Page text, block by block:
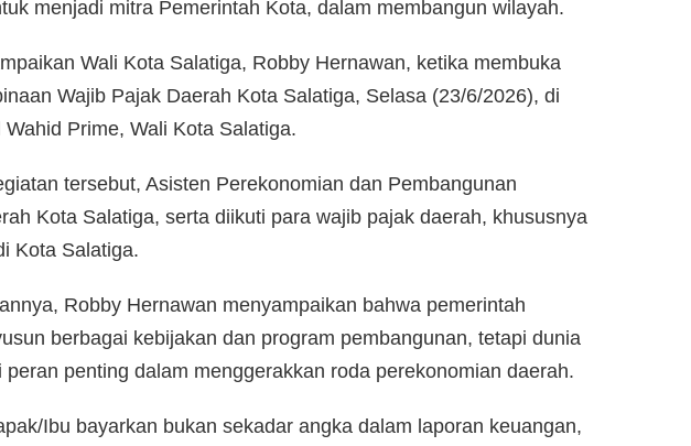
menjadi mitra Pemerintah Kota, dalam membangun wilayah.
Wali Kota Salatiga, Robby Hernawan, ketika membuka
Wajib Pajak Daerah Kota Salatiga, Selasa (23/6/2026), di
Prime, Wali Kota Salatiga.
tersebut, Asisten Perekonomian dan Pembangunan
Kota Salatiga, serta diikuti para wajib pajak daerah, khususnya
Kota Salatiga.
Robby Hernawan menyampaikan bahwa pemerintah
berbagai kebijakan dan program pembangunan, tetapi dunia
peran penting dalam menggerakkan roda perekonomian daerah.
Ibu bayarkan bukan sekadar angka dalam laporan keuangan,